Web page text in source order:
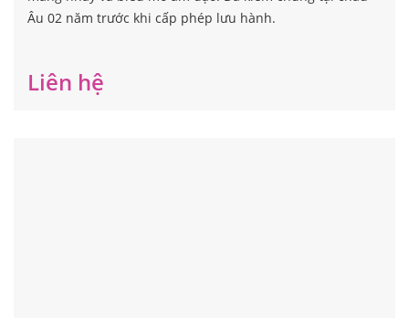
Âu 02 năm trước khi cấp phép lưu hành.
Liên hệ